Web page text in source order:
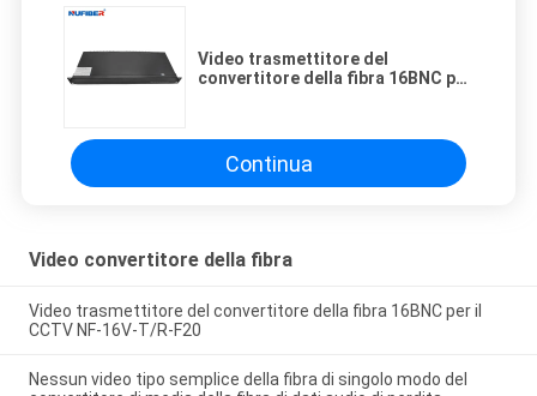
Video trasmettitore del
convertitore della fibra 16BNC per
Continua
Video convertitore della fibra
Video trasmettitore del convertitore della fibra 16BNC per il
CCTV NF-16V-T/R-F20
Nessun video tipo semplice della fibra di singolo modo del